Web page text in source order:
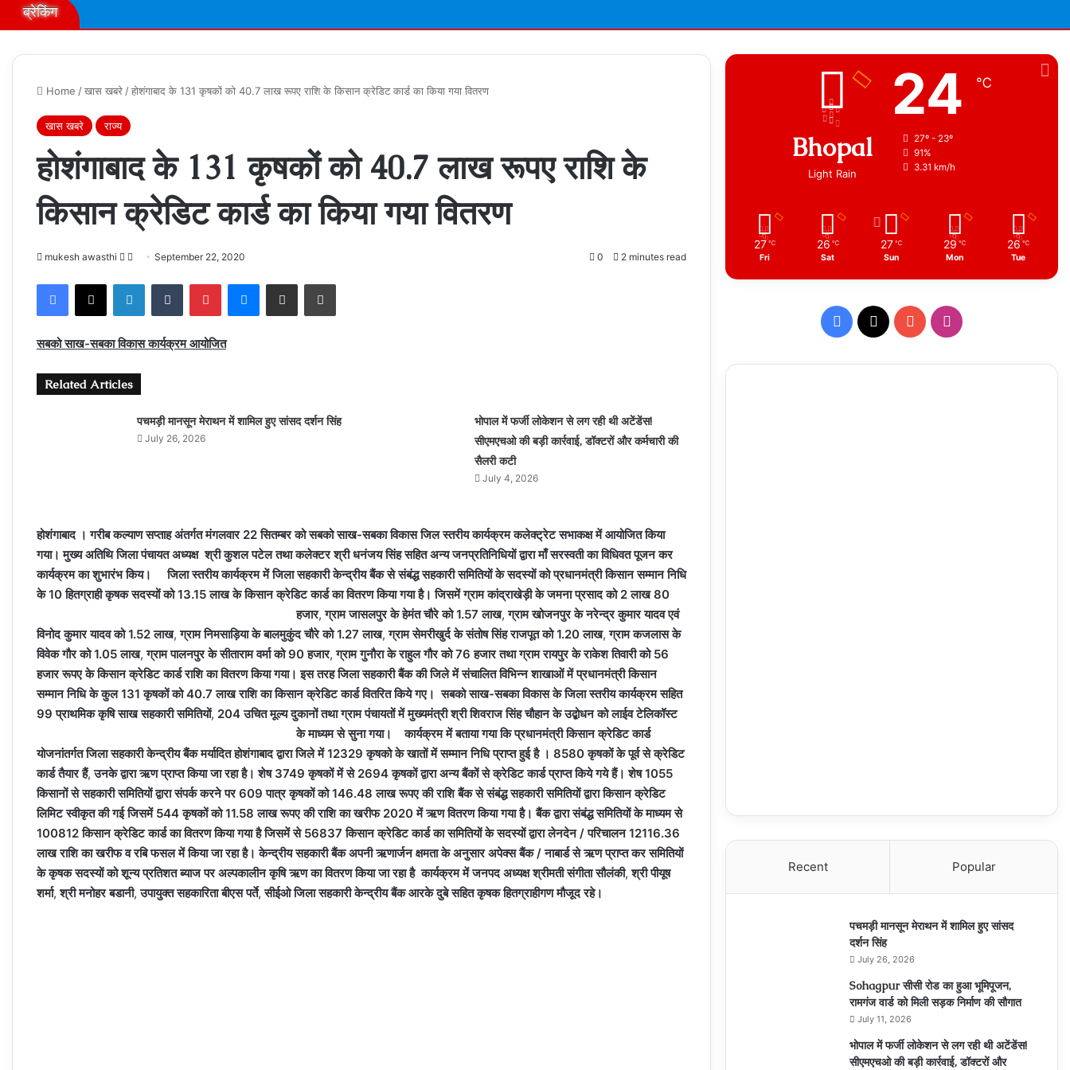
ब्रेकिंग
Home /खास खबरे /होशंगाबाद के 131 कृषकों को 40.7 लाख रूपए राशि के किसान क्रेडिट कार्ड का किया गया वितरण
खास खबरे राज्य
होशंगाबाद के 131 कृषकों को 40.7 लाख रूपए राशि के
किसान क्रेडिट कार्ड का किया गया वितरण
mukesh awasthi
Follow
X
SendSeptember 22, 2020 0 2 minutes read
Facebook
X LinkedInTumblr PinterestMessenger
Share via Email Print
सबको साख-सबका विकास कार्यक्रम आयोजित
Related Articles
पचमड़ी मानसून मेराथन में शामिल हुए सांसद दर्शन सिंह
July 26, 2026
भोपाल में फर्जी लोकेशन से लग रही थी अटेंडेंस!
सीएमएचओ की बड़ी कार्रवाई, डॉक्टरों और कर्मचारी की
सैलरी कटी
July 4, 2026
होशंगाबाद ।गरीब कल्याण सप्ताह अंतर्गत मंगलवार 22 सितम्बर को सबको साख-सबका विकास जिल स्तरीय कार्यक्रम कलेक्ट्रेट सभाकक्ष में आयोजित किया
गया। मुख्य अतिथि जिला पंचायत अध्यक्ष श्री कुशल पटेल तथा कलेक्टर श्री धनंजय सिंह सहित अन्य जनप्रतिनिधियों द्वारा माँ सरस्वती का विधिवत पूजन कर
कार्यक्रम का शुभारंभ किय।
जिला स्तरीय कार्यक्रम में जिला सहकारी केन्द्रीय बैंक से संबंद्ध सहकारी समितियों के सदस्यों को प्रधानमंत्री किसान सम्मान निधि
के 10 हितग्राही कृषक सदस्यों को 13.15 लाख के किसान क्रेडिट कार्ड का वितरण किया गया है। जिसमें ग्राम कांद्राखेड़ी के जमना प्रसाद को 2 लाख 80
हजार,ग्राम जासलपुर के हेमंत चौरे को 1.57 लाख,ग्राम खोजनपुर के नरेन्द्र कुमार यादव एवं
विनोद कुमार यादव को 1.52 लाख,ग्राम निमसाड़िया के बालमुकुंद चौरे को 1.27 लाख,ग्राम सेमरीखुर्द के संतोष सिंह राजपूत को 1.20 लाख,ग्राम कजलास के
विवेक गौर को 1.05 लाख,ग्राम पालनपुर के सीताराम वर्मा को 90 हजार,ग्राम गुनौरा के राहुल गौर को 76 हजार तथा ग्राम रायपुर के राकेश तिवारी को 56
हजार रूपए के किसान क्रेडिट कार्ड राशि का वितरण किया गया। इस तरह जिला सहकारी बैंक की जिले में संचालित विभिन्न शाखाओं में प्रधानमंत्री किसान
सम्मान निधि के कुल 131 कृषकों को 40.7 लाख राशि का किसान क्रेडिट कार्ड वितरित किये गए। सबको साख-सबका विकास के जिला स्तरीय कार्यक्रम सहित
99 प्राथमिक कृषि साख सहकारी समितियों, 204 उचित मूल्य दुकानों तथा ग्राम पंचायतों में मुख्यमंत्री श्री शिवराज सिंह चौहान के उद्बोधन को लाईव टेलिकॉस्ट
के माध्यम से सुना गया।
कार्यक्रम में बताया गया कि प्रधानमंत्री किसान क्रेडिट कार्ड
योजनांतर्गत जिला सहकारी केन्द्रीय बैंक मर्यादित होशंगाबाद द्वारा जिले में 12329 कृषको के खातों में सम्मान निधि प्राप्त हुई है । 8580 कृषकों के पूर्व से क्रेडिट
कार्ड तैयार हैं,उनके द्वारा ऋण प्राप्त किया जा रहा है। शेष 3749 कृषकों में से 2694 कृषकों द्वारा अन्य बैंकों से क्रेडिट कार्ड प्राप्त किये गये हैं। शेष 1055
किसानों से सहकारी समितियों द्वारा संपर्क करने पर 609 पात्र कृषकों को 146.48 लाख रूपए की राशि बैंक से संबंद्ध सहकारी समितियों द्वारा किसान क्रेडिट
लिमिट स्वीकृत की गई जिसमें 544 कृषकों को 11.58 लाख रूपए की राशि का खरीफ 2020 में ऋण वितरण किया गया है। बैंक द्वारा संबंद्ध समितियों के माध्यम से
100812 किसान क्रेडिट कार्ड का वितरण किया गया है जिसमें से 56837 किसान क्रेडिट कार्ड का समितियों के सदस्यों द्वारा लेनदेन / परिचालन 12116.36
लाख राशि का खरीफ व रबि फसल में किया जा रहा है। केन्द्रीय सहकारी बैंक अपनी ऋणार्जन क्षमता के अनुसार अपेक्स बैंक / नाबार्ड से ऋण प्राप्त कर समितियों
के कृषक सदस्यों को शून्य प्रतिशत ब्याज पर अल्पकालीन कृषि ऋण का वितरण किया जा रहा हैकार्यक्रम में जनपद अध्यक्ष श्रीमती संगीता सौलंकी,श्री पीयूष
शर्मा,श्री मनोहर बडानी,उपायुक्त सहकारिता बीएस पर्ते,सीईओ जिला सहकारी केन्द्रीय बैंक आरके दुबे सहित कृषक हितग्राहीगण मौजूद रहे।
Bhopal
Light Rain
24 ℃
27º - 23º
91%
3.31 km/h
27 ℃
Fri
26 ℃
Sat
27 ℃
Sun
29 ℃
Mon
26 ℃
Tue
Facebook
X YouTubeInstagram
Recent Popular
पचमड़ी मानसून मेराथन में शामिल हुए सांसद
दर्शन सिंह
July 26, 2026
Sohagpur सीसी रोड का हुआ भूमिपूजन,
रामगंज वार्ड को मिली सड़क निर्माण की सौगात
July 11, 2026
भोपाल में फर्जी लोकेशन से लग रही थी अटेंडेंस!
सीएमएचओ की बड़ी कार्रवाई, डॉक्टरों और